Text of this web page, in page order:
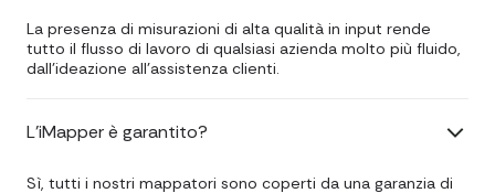
La presenza di misurazioni di alta qualità in input rende
tutto il flusso di lavoro di qualsiasi azienda molto più fluido,
dall'ideazione all'assistenza clienti.
L'iMapper è garantito?
Sì, tutti i nostri mappatori sono coperti da una garanzia di